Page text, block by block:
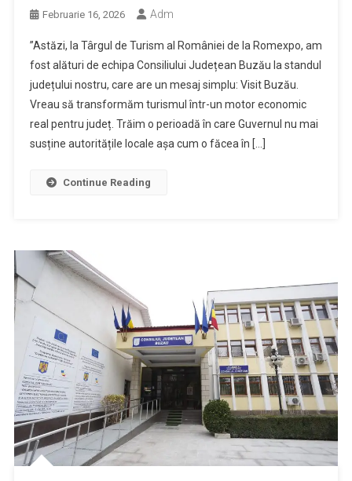
Februarie 16, 2026 Adm
”Astăzi, la Târgul de Turism al României de la Romexpo, am
fost alături de echipa Consiliului Județean Buzău la standul
județului nostru, care are un mesaj simplu: Visit Buzău.
Vreau să transformăm turismul într-un motor economic
real pentru județ. Trăim o perioadă în care Guvernul nu mai
susține autoritățile locale așa cum o făcea în […]
Continue Reading